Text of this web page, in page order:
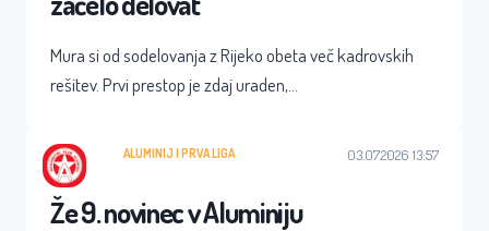
Mura si od sodelovanja z Rijeko obeta več kadrovskih
rešitev. Prvi prestop je zdaj uraden,…
ALUMINIJ | PRVA LIGA 03.07.2026 13:57
Že 9. novinec v Aluminiju